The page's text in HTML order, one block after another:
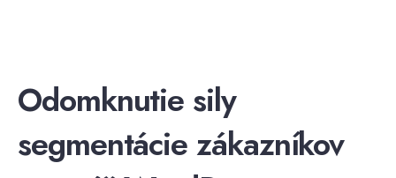
Odomknutie sily
segmentácie zákazníkov